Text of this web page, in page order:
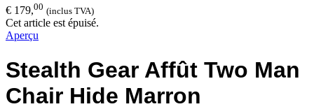
€ 179,00 (inclus TVA)
Cet article est épuisé.
Aperçu
Stealth Gear Affût Two Man
Chair Hide Marron